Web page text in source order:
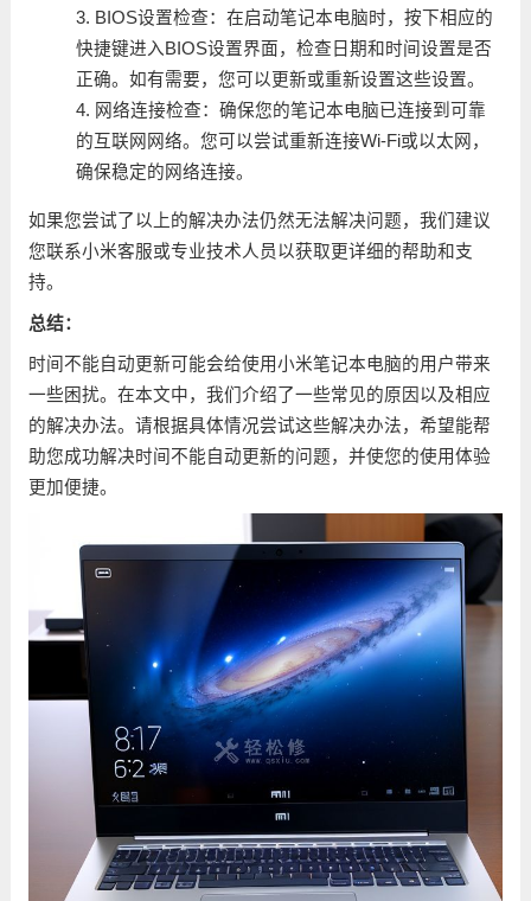
3. BIOS设置检查：在启动笔记本电脑时，按下相应的
快捷键进入BIOS设置界面，检查日期和时间设置是否
正确。如有需要，您可以更新或重新设置这些设置。
4. 网络连接检查：确保您的笔记本电脑已连接到可靠
的互联网网络。您可以尝试重新连接Wi-Fi或以太网，
确保稳定的网络连接。
如果您尝试了以上的解决办法仍然无法解决问题，我们建议
您联系小米客服或专业技术人员以获取更详细的帮助和支
持。
总结：
时间不能自动更新可能会给使用小米笔记本电脑的用户带来
一些困扰。在本文中，我们介绍了一些常见的原因以及相应
的解决办法。请根据具体情况尝试这些解决办法，希望能帮
助您成功解决时间不能自动更新的问题，并使您的使用体验
更加便捷。